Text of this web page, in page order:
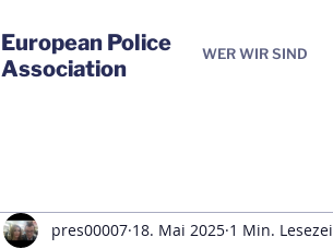
European Police
Association
WER WIR SIND
pres00007 18. Mai 2025 1 Min.